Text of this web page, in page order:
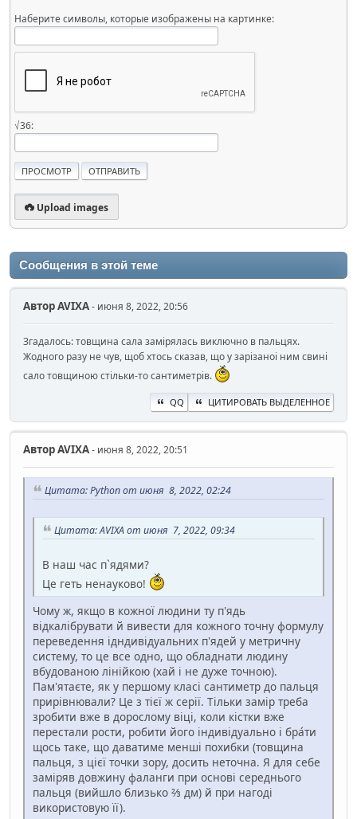
Наберите символы, которые изображены на картинке:
√36:
Upload images
Сообщения в этой теме
АвторAVIXA- июня 8, 2022, 20:56
Згадалось: товщина сала замiрялась виключно в пальцях.
Жодного разу не чув, щоб хтось сказав, що у зарiзаноi ним свинi
сало товщиною стiльки-то сантиметрiв.
QQ ЦИТИРОВАТЬ ВЫДЕЛЕННОЕ
АвторAVIXA- июня 8, 2022, 20:51
Цитата: Python от июня 8, 2022, 02:24
Цитата: AVIXA от июня 7, 2022, 09:34
В наш час п`ядями?
Це геть ненауково!
Чому ж, якщо в кожної людини ту п'ядь
відкалібрувати й вивести для кожного точну формулу
переведення ідндивідуальних п'ядей у метричну
систему, то це все одно, що обладнати людину
вбудованою лінійкою (хай і не дуже точною).
Пам'ятаєте, як у першому класі сантиметр до пальця
прирівнювали? Це з тієї ж серії. Тільки замір треба
зробити вже в дорослому віці, коли кістки вже
перестали рости, робити його індивідуально і бра́ти
щось таке, що даватиме менші похибки (товщина
пальця, з цієї точки зору, досить неточна. Я для себе
заміряв довжину фаланги при основі середнього
пальця (вийшло близько ⅔ дм) й при нагоді
використовую її).